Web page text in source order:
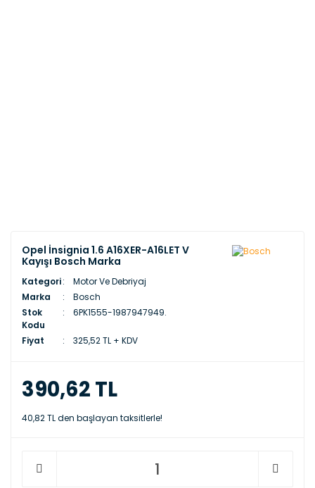
Opel İnsignia 1.6 A16XER-A16LET V
Kayışı Bosch Marka
Kategori
Motor Ve Debriyaj
Marka
Bosch
Stok
Kodu
6PK1555-1987947949.
Fiyat 325,52 TL + KDV
390,62 TL
40,82 TL den başlayan taksitlerle!